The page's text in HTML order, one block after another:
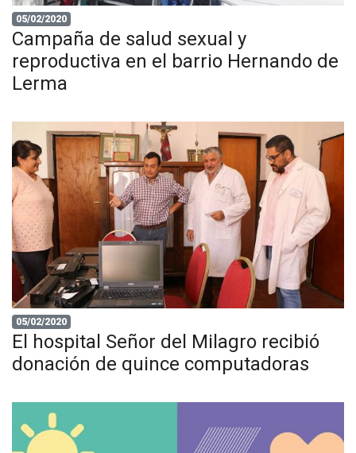
05/02/2020
Campaña de salud sexual y
reproductiva en el barrio Hernando de
Lerma
05/02/2020
El hospital Señor del Milagro recibió
donación de quince computadoras